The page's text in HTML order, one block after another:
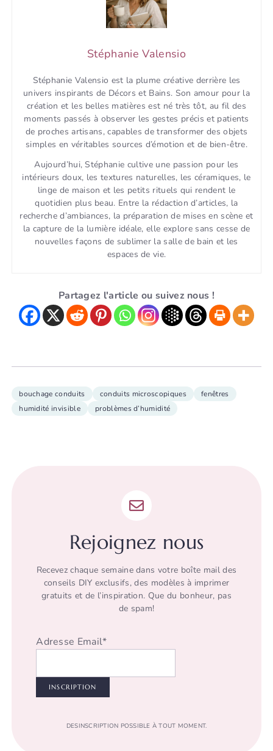
Stéphanie Valensio
Stéphanie Valensio est la plume créative derrière les
univers inspirants de Décors et Bains. Son amour pour la
création et les belles matières est né très tôt, au fil des
moments passés à observer les gestes précis et patients
de proches artisans, capables de transformer des objets
simples en véritables sources d’émotion et de bien-être.
Aujourd’hui, Stéphanie cultive une passion pour les
intérieurs doux, les textures naturelles, les céramiques, le
linge de maison et les petits rituels qui rendent le
quotidien plus beau. Entre la rédaction d’articles, la
recherche d’ambiances, la préparation de mises en scène et
la capture de la lumière idéale, elle explore sans cesse de
nouvelles façons de sublimer la salle de bain et les
espaces de vie.
Partagez l'article ou suivez nous !
bouchage conduits conduits microscopiques
fenêtres
humidité invisible
problèmes d’humidité
Rejoignez nous
Recevez chaque semaine dans votre boîte mail des
conseils DIY exclusifs, des modèles à imprimer
gratuits et de l’inspiration. Que du bonheur, pas
de spam!
Adresse Email*
DESINSCRIPTION POSSIBLE À TOUT MOMENT.